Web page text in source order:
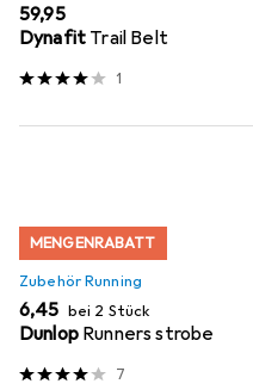
EUR
59,95
Dynafit Trail Belt
1
MENGENRABATT
Zubehör Running
EUR
6,45 bei 2 Stück
Dunlop Runners strobe
7